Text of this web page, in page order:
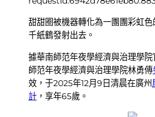
甜甜圈被機器轉化為一團團彩虹
千紙鶴發射出去。
據華南師范年夜學經濟與治理學
師范年夜學經濟與治理學院林勇傳
效，于2025年12月9日清晨在廣州
計 ，享年65歲。